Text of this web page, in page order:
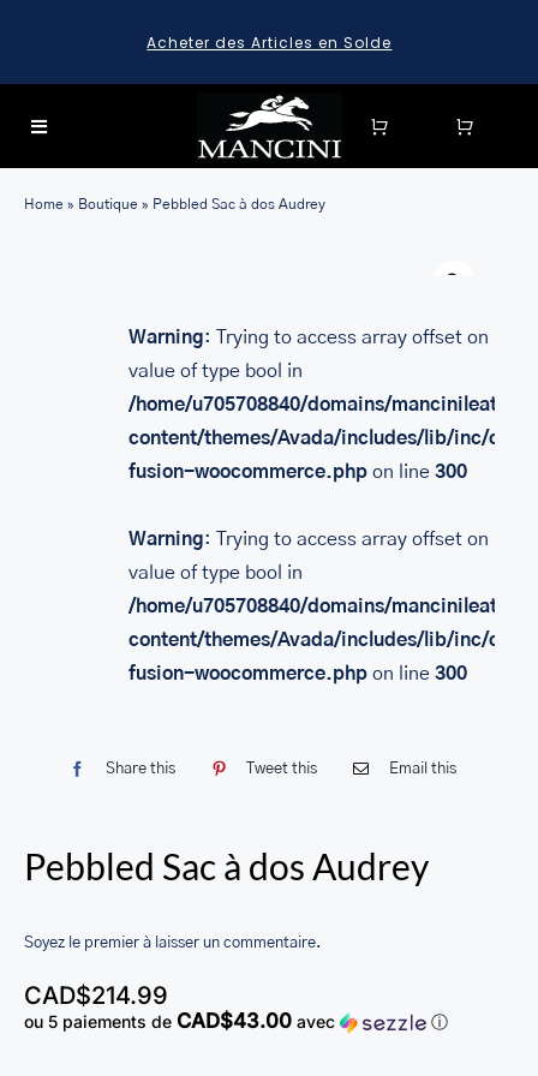
content
Acheter des Articles en Solde
Toggle
FOR:
HARD CASE SPINNER LUGGAGE SETS & CARRY-ON
LUGGAGE
LEATHER BAGS
PORTEFEUILLE EN CUIR
ACCESSOIRES
LEATHER TOILETRY BAG COLLECTION
BUSINESS CARD HOLDER FOR MEN & WOMEN
LEATHER COIN PURSE
Home » Boutique » Pebbled Sac à dos Audrey
Warning: Trying to access array offset on
value of type bool in
/home/u705708840/domains/
content/themes/Avada/includes/lib/inc/
fusion-woocommerce.phpon line 300
Warning: Trying to access array offset on
value of type bool in
/home/u705708840/domains/
content/themes/Avada/includes/lib/inc/
fusion-woocommerce.phpon line 300
Share this Tweet this Email this
Pebbled Sac à dos Audrey
Soyez le premier à laisser un commentaire.
CAD$214.99
ou 5 paiements de CAD$43.00 avec ⓘ